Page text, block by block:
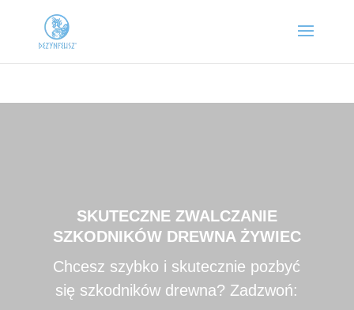
SKUTECZNE ZWALCZANIE
SZKODNIKÓW DREWNA ŻYWIEC
Chcesz szybko i skutecznie pozbyć
się szkodników drewna? Zadzwoń: